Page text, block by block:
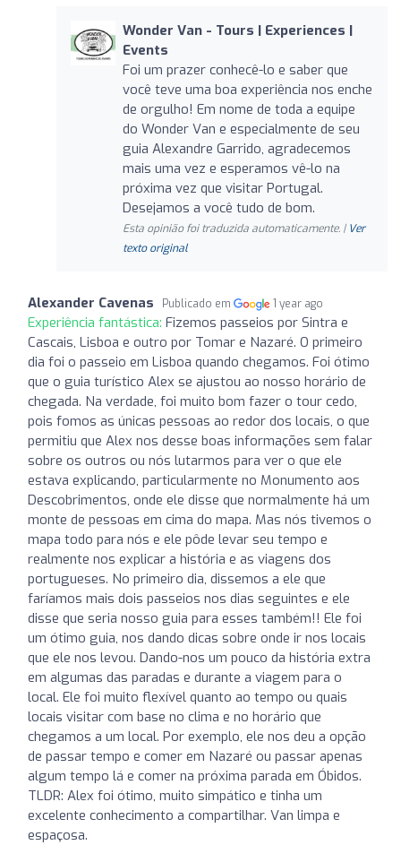
Wonder Van - Tours | Experiences |
Events
Foi um prazer conhecê-lo e saber que
você teve uma boa experiência nos enche
de orgulho! Em nome de toda a equipe
do Wonder Van e especialmente de seu
guia Alexandre Garrido, agradecemos
mais uma vez e esperamos vê-lo na
próxima vez que visitar Portugal.
Desejamos a você tudo de bom.
Esta opinião foi traduzida automaticamente. | Ver
texto original
Alexander Cavenas Publicado em 1 year ago
Experiência fantástica: Fizemos passeios por Sintra e
Cascais, Lisboa e outro por Tomar e Nazaré. O primeiro
dia foi o passeio em Lisboa quando chegamos. Foi ótimo
que o guia turístico Alex se ajustou ao nosso horário de
chegada. Na verdade, foi muito bom fazer o tour cedo,
pois fomos as únicas pessoas ao redor dos locais, o que
permitiu que Alex nos desse boas informações sem falar
sobre os outros ou nós lutarmos para ver o que ele
estava explicando, particularmente no Monumento aos
Descobrimentos, onde ele disse que normalmente há um
monte de pessoas em cima do mapa. Mas nós tivemos o
mapa todo para nós e ele pôde levar seu tempo e
realmente nos explicar a história e as viagens dos
portugueses. No primeiro dia, dissemos a ele que
faríamos mais dois passeios nos dias seguintes e ele
disse que seria nosso guia para esses também!! Ele foi
um ótimo guia, nos dando dicas sobre onde ir nos locais
que ele nos levou. Dando-nos um pouco da história extra
em algumas das paradas e durante a viagem para o
local. Ele foi muito flexível quanto ao tempo ou quais
locais visitar com base no clima e no horário que
chegamos a um local. Por exemplo, ele nos deu a opção
de passar tempo e comer em Nazaré ou passar apenas
algum tempo lá e comer na próxima parada em Óbidos.
TLDR: Alex foi ótimo, muito simpático e tinha um
excelente conhecimento a compartilhar. Van limpa e
espaçosa.